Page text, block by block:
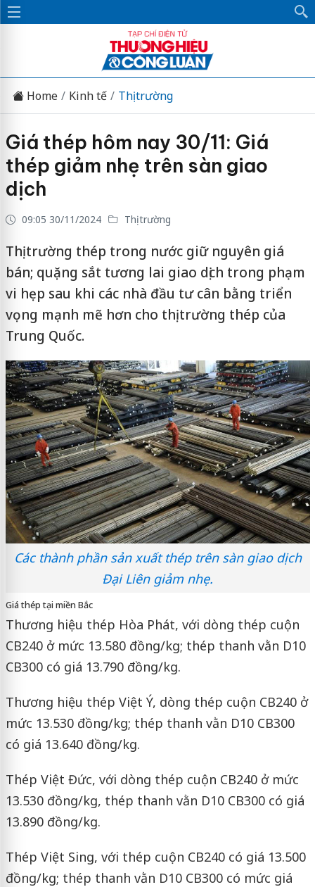
Home Kinh tế Thị trường
Giá thép hôm nay 30/11: Giá
thép giảm nhẹ trên sàn giao
dịch
09:05 30/11/2024 Thị trường
Thị trường thép trong nước giữ nguyên giá
bán; quặng sắt tương lai giao dịch trong phạm
vi hẹp sau khi các nhà đầu tư cân bằng triển
vọng mạnh mẽ hơn cho thị trường thép của
Trung Quốc.
Các thành phần sản xuất thép trên sàn giao dịch
Đại Liên giảm nhẹ.
Giá thép tại miền Bắc
Thương hiệu thép Hòa Phát, với dòng thép cuộn
CB240 ở mức 13.580 đồng/kg; thép thanh vằn D10
CB300 có giá 13.790 đồng/kg.
Thương hiệu thép Việt Ý, dòng thép cuộn CB240 ở
mức 13.530 đồng/kg; thép thanh vằn D10 CB300
có giá 13.640 đồng/kg.
Thép Việt Đức, với dòng thép cuộn CB240 ở mức
13.530 đồng/kg, thép thanh vằn D10 CB300 có giá
13.890 đồng/kg.
Thép Việt Sing, với thép cuộn CB240 có giá 13.500
đồng/kg; thép thanh vằn D10 CB300 có mức giá